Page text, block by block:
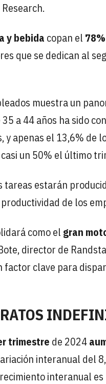
y bebida copan el
que se dedican al
muestra un
35 a 44 años ha sido
apenas el 13,6% de
un 50% el último
tareas estarán
de los
como el gran
director de
factor clave para
trimestre de 2024
interanual del
interanual